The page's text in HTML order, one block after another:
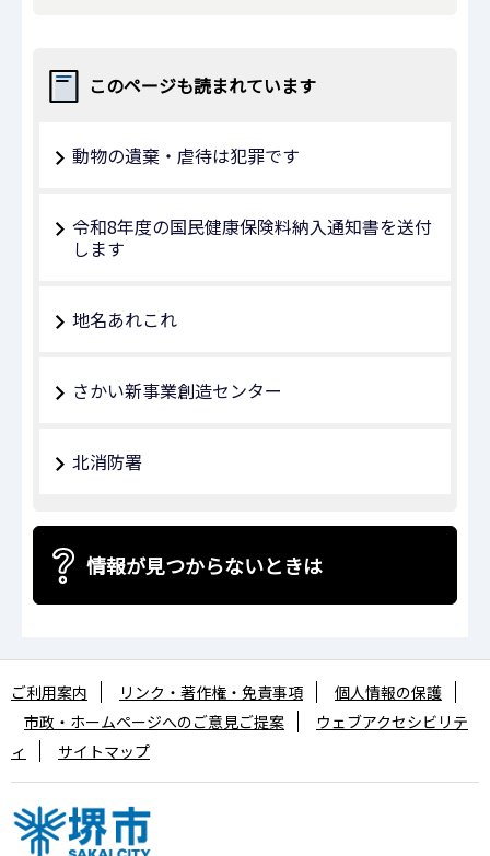
このページも読まれています
動物の遺棄・虐待は犯罪です
令和8年度の国民健康保険料納入通知書を送付
します
地名あれこれ
さかい新事業創造センター
北消防署
情報が見つからないときは
ご利用案内 リンク・著作権・免責事項
個人情報の保護
市政・ホームページへのご意見ご提案
ウェブアクセシビリテ
ィ
サイトマップ